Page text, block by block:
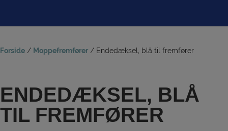
indholdet
Forside / Moppefremfører / Endedæksel, blå til fremfører
ENDEDÆKSEL, BLÅ
TIL FREMFØRER